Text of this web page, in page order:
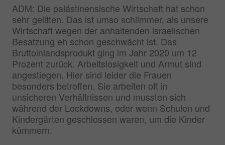
ADM: Die palästinensische Wirtschaft hat schon
sehr gelitten. Das ist umso schlimmer, als unsere
Wirtschaft wegen der anhaltenden israelischen
Besatzung eh schon geschwächt ist. Das
Bruttoinlandsprodukt ging im Jahr 2020 um 12
Prozent zurück. Arbeitslosigkeit und Armut sind
angestiegen. Hier sind leider die Frauen
besonders betroffen. Sie arbeiten oft in
unsicheren Verhältnissen und mussten sich
während der Lockdowns, oder wenn Schulen und
Kindergärten geschlossen waren, um die Kinder
kümmern.